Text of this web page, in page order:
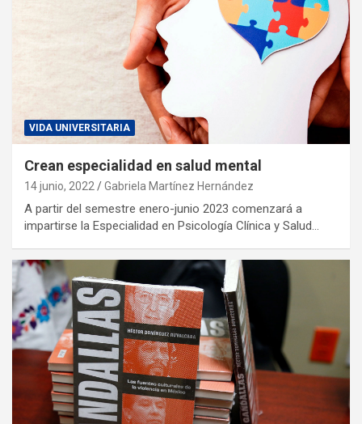
VIDA UNIVERSITARIA
Crean especialidad en salud mental
14 junio, 2022 Gabriela Martínez Hernández
A partir del semestre enero-junio 2023 comenzará a
impartirse la Especialidad en Psicología Clínica y Salud…